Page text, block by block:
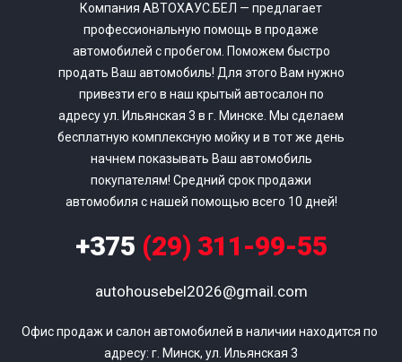
Компания АВТОХАУС.БЕЛ — предлагает
профессиональную помощь в продаже
автомобилей с пробегом. Поможем быстро
продать Ваш автомобиль! Для этого Вам нужно
привезти его в наш крытый автосалон по
адресу ул. Ильянская 3 в г. Минске. Мы сделаем
бесплатную комплексную мойку и в тот же день
начнем показывать Ваш автомобиль
покупателям! Средний срок продажи
автомобиля с нашей помощью всего 10 дней!
+375 (29) 311-99-55
autohousebel2026@gmail.com
Офис продаж и салон автомобилей в наличии находится по
адресу: г. Минск, ул. Ильянская 3